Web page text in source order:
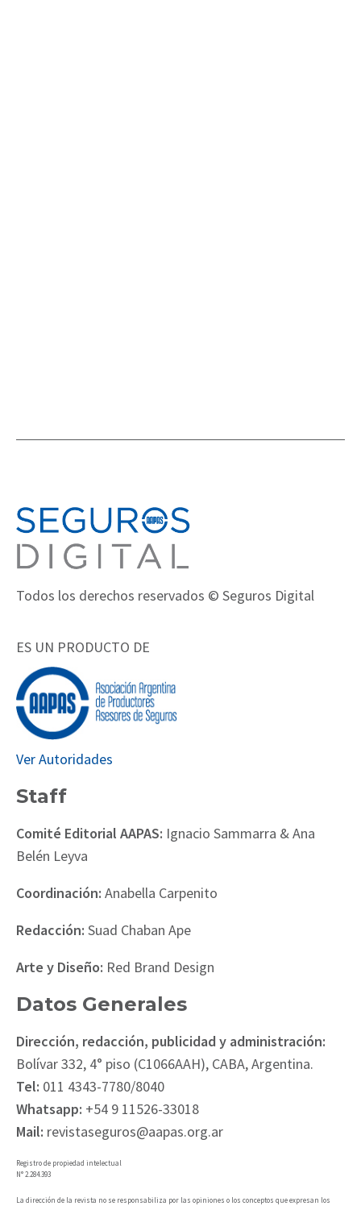
Todos los derechos reservados © Seguros Digital
ES UN PRODUCTO DE
Ver Autoridades
Staff
Comité Editorial AAPAS: Ignacio Sammarra & Ana
Belén Leyva
Coordinación: Anabella Carpenito
Redacción: Suad Chaban Ape
Arte y Diseño: Red Brand Design
Datos Generales
Dirección, redacción, publicidad y administración:
Bolívar 332, 4° piso (C1066AAH), CABA, Argentina.
Tel: 011 4343-7780/8040
Whatsapp: +54 9 11526-33018
Mail: revistaseguros@aapas.org.ar
Registro de propiedad intelectual
N° 2.284.393
La dirección de la revista no se responsabiliza por las opiniones o los conceptos que expresan los